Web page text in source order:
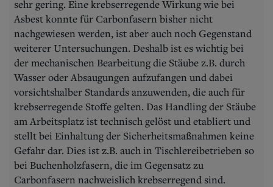
sehr gering. Eine krebserregende Wirkung wie bei
Asbest konnte für Carbonfasern bisher nicht
nachgewiesen werden, ist aber auch noch Gegenstand
weiterer Untersuchungen. Deshalb ist es wichtig bei
der mechanischen Bearbeitung die Stäube z.B. durch
Wasser oder Absaugungen aufzufangen und dabei
vorsichtshalber Standards anzuwenden, die auch für
krebserregende Stoffe gelten. Das Handling der Stäube
am Arbeitsplatz ist technisch gelöst und etabliert und
stellt bei Einhaltung der Sicherheitsmaßnahmen keine
Gefahr dar. Dies ist z.B. auch in Tischlereibetrieben so
bei Buchenholzfasern, die im Gegensatz zu
Carbonfasern nachweislich krebserregend sind.